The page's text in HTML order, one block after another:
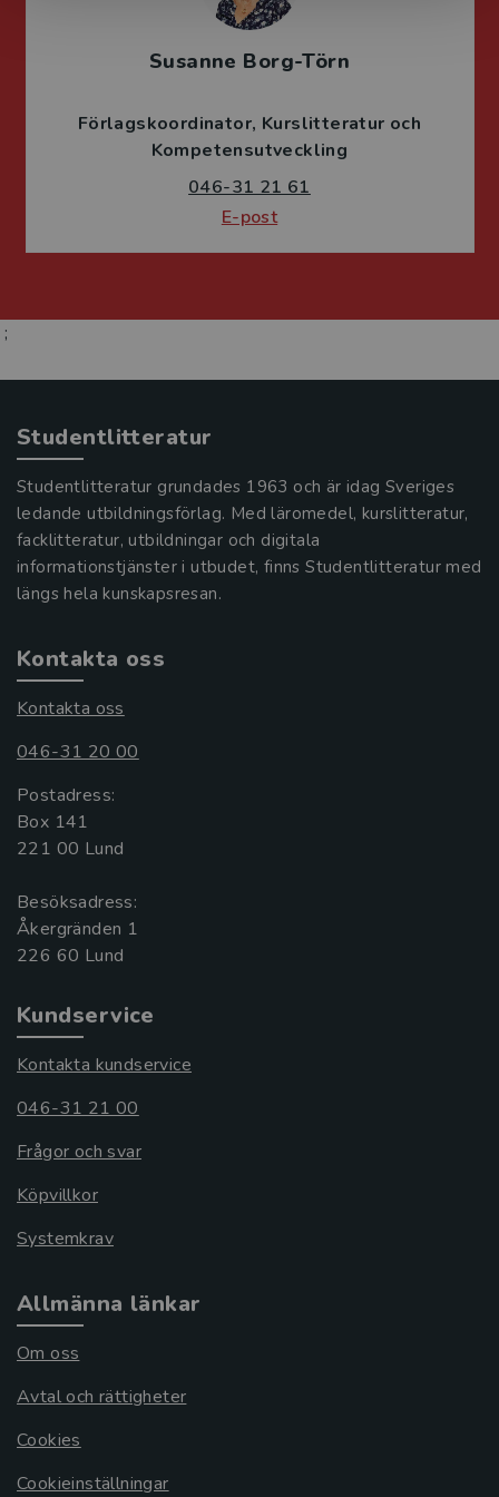
Susanne Borg-Törn
Förlagskoordinator Kurslitteratur och
Kompetensutveckling
046-31 21 61
E-post
;
Studentlitteratur
Studentlitteratur grundades 1963 och är idag Sveriges
ledande utbildningsförlag. Med läromedel, kurslitteratur,
facklitteratur, utbildningar och digitala
informationstjänster i utbudet, finns Studentlitteratur med
längs hela kunskapsresan.
Kontakta oss
Kontakta oss
046-31 20 00
Postadress:
Box 141
221 00 Lund
Besöksadress:
Åkergränden 1
Kundservice
Kontakta kundservice
046-31 21 00
Frågor och svar
Köpvillkor
Systemkrav
Allmänna länkar
Om oss
Avtal och rättigheter
Cookies
Cookieinställningar